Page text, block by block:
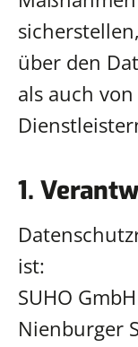
über den
als auch
1.
ist:
SUHO GmbH
Nienburger